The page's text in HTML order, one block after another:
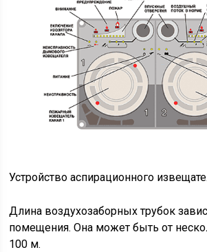
Устройство аспирационного
Длина воздухозаборных трубок
помещения. Она может быть от
100 м.